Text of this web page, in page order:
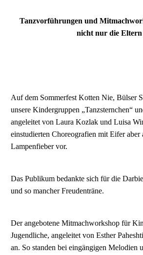
Tanzvorführungen und
nicht nur die Eltern
Auf dem Sommerfest Kotten Nie, Bülser
unsere Kindergruppen „Tanzsternchen“
angeleitet von Laura Kozlak und Luisa
einstudierten Choreografien mit Eifer aber
Lampenfieber vor.
Das Publikum bedankte sich für die
und so mancher Freudenträne.
Der angebotene Mitmachworkshop für
Jugendliche, angeleitet von Esther
an. So standen bei eingängigen Melodien